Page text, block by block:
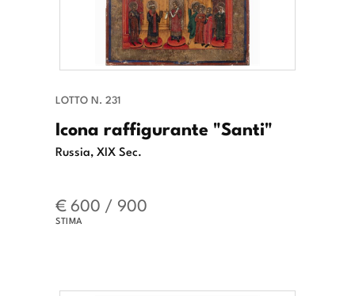
LOTTO N. 231
Icona raffigurante "Santi"
Russia, XIX Sec.
€ 600 / 900
STIMA